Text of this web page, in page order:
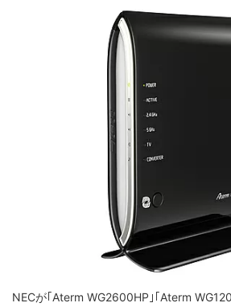
NECが｢Aterm WG2600HP｣｢Aterm